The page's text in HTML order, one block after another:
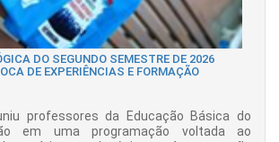
DO SEGUNDO SEMESTRE DE 2026
DE EXPERIÊNCIAS E FORMAÇÃO
professores da Educação Básica do
em uma programação voltada ao